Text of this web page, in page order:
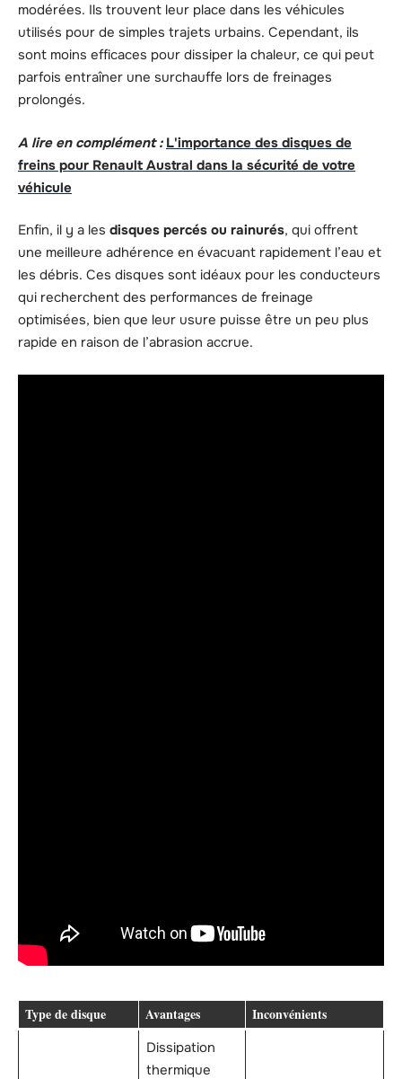
modérées. Ils trouvent leur place dans les véhicules
utilisés pour de simples trajets urbains. Cependant, ils
sont moins efficaces pour dissiper la chaleur, ce qui peut
parfois entraîner une surchauffe lors de freinages
prolongés.
A lire en complément : L'importance des disques de
freins pour Renault Austral dans la sécurité de votre
véhicule
Enfin, il y a les disques percés ou rainurés, qui offrent
une meilleure adhérence en évacuant rapidement l’eau et
les débris. Ces disques sont idéaux pour les conducteurs
qui recherchent des performances de freinage
optimisées, bien que leur usure puisse être un peu plus
rapide en raison de l’abrasion accrue.
Type de disque Avantages Inconvénients
Dissipation
thermique